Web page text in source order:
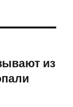
из